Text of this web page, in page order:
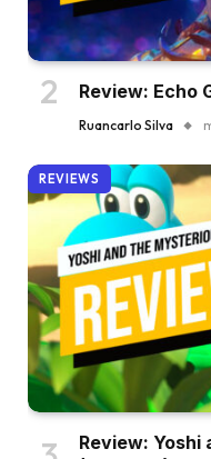
Review: Echo
Ruancarlo Silva
REVIEWS
Review: